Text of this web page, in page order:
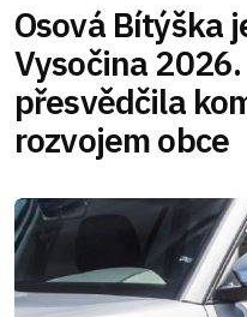
Osová Bítýška
Vysočina
přesvědčila
rozvojem obce